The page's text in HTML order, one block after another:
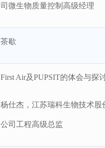
司微生物质量控制高级经理
茶歇
First Air及PUPSIT的体会与探
杨仕杰，江苏瑞科生物技术股
公司工程高级总监